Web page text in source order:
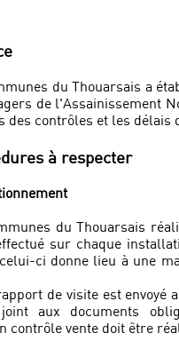
du Thouarsais a
de l'Assainissement
des contrôles et les délais
à respecter
du Thouarsais
sur chaque
ci donne lieu à une
de visite est envoyé
aux documents
contrôle vente doit être